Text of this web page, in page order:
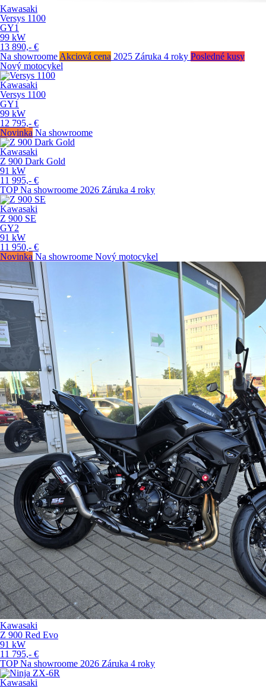
Kawasaki
Versys 1100
GY1
99 kW
13 890,- €
Na showroome Akciová cena 2025 Záruka 4 roky Posledné kusy
Nový motocykel
Kawasaki
Versys 1100
GY1
99 kW
12 795,- €
Novinka Na showroome
Kawasaki
Z 900 Dark Gold
91 kW
11 995,- €
TOP Na showroome 2026 Záruka 4 roky
Kawasaki
Z 900 SE
GY2
91 kW
11 950,- €
Novinka Na showroome Nový motocykel
Kawasaki
Z 900 Red Evo
91 kW
11 795,- €
TOP Na showroome 2026 Záruka 4 roky
Kawasaki